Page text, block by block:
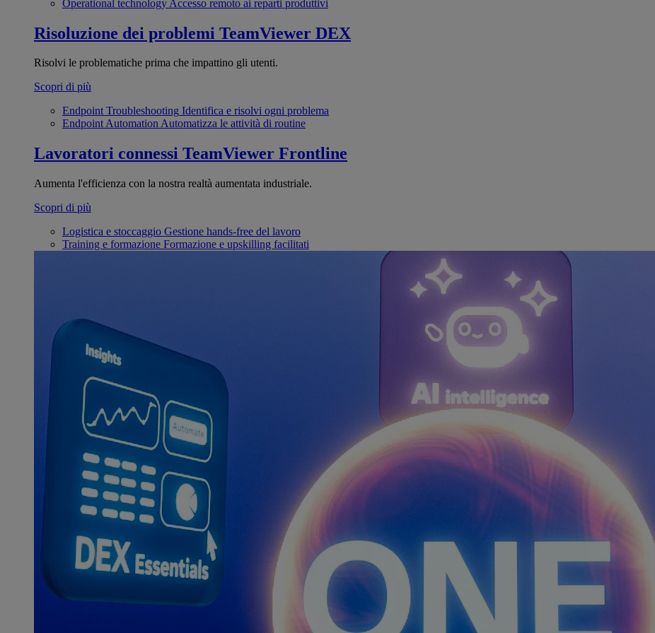
Operational technology Accesso remoto ai reparti produttivi
Risoluzione dei problemi TeamViewer DEX
Risolvi le problematiche prima che impattino gli utenti.
Scopri di più
Endpoint Troubleshooting Identifica e risolvi ogni problema
Endpoint AutomationAutomatizza le attività di routine
Lavoratori connessi TeamViewer Frontline
Aumenta l'efficienza con la nostra realtà aumentata industriale.
Scopri di più
Logistica e stoccaggio Gestione hands-free del lavoro
Training e formazione Formazione e upskilling facilitati